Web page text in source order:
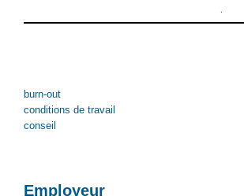
burn-out
conditions de travail
conseil
Employeur